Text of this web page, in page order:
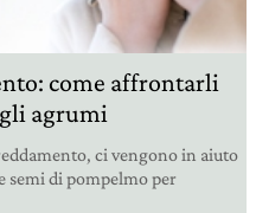
come affrontarli
agrumi
ci vengono in aiuto
semi di pompelmo per